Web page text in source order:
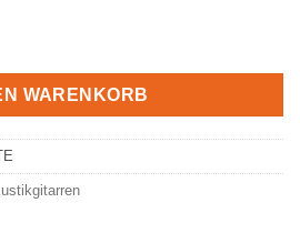
LGTBW1 | mit eingebauten FX |
WARENKORB